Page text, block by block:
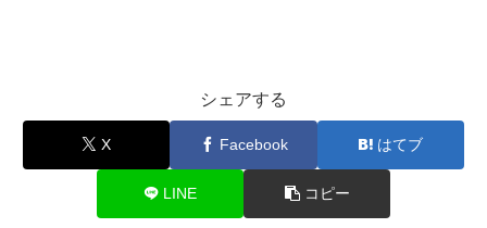
シェアする
X Facebook はてブ
LINE コピー